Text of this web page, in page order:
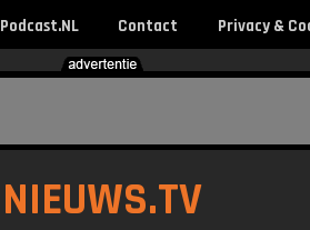
Podcast.NL Contact Privacy &
NIEUWS.TV